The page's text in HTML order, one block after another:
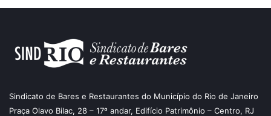
Sindicato de Bares e Restaurantes do Município do Rio de Janeiro
Praça Olavo Bilac, 28 – 17º andar, Edifício Patrimônio – Centro, RJ